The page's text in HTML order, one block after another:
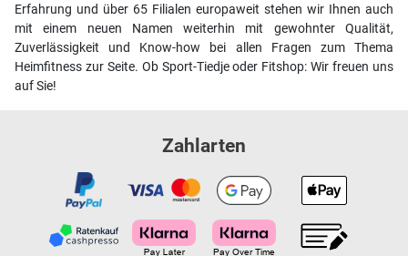
Erfahrung und über 65 Filialen europaweit stehen wir Ihnen auch
mit einem neuen Namen weiterhin mit gewohnter Qualität,
Zuverlässigkeit und Know-how bei allen Fragen zum Thema
Heimfitness zur Seite. Ob Sport-Tiedje oder Fitshop: Wir freuen uns
auf Sie!
Zahlarten